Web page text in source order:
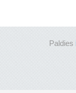
Paldies